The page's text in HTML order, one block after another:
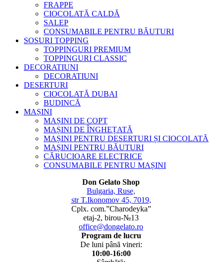
FRAPPE
CIOCOLATĂ CALDĂ
SALEP
CONSUMABILE PENTRU BĂUTURI
SOSURI TOPPING
TOPPINGURI PREMIUM
TOPPINGURI CLASSIC
DECORATIUNI
DECORATIUNI
DESERTURI
CIOCOLATĂ DUBAI
BUDINCĂ
MAȘINI
MAȘINI DE COPT
MAȘINI DE ÎNGHEȚATĂ
MAȘINI PENTRU DESERTURI ȘI CIOCOLATĂ
MAȘINI PENTRU BĂUTURI
CĂRUCIOARE ELECTRICE
CONSUMABILE PENTRU MAȘINI
Don Gelato Shop
Bulgaria, Ruse,
str T.Ikonomov 45, 7019,
Cplx. com.”Charodeyka”
etaj-2, birou-№13
office@dongelato.ro
Program de lucru
De luni până vineri:
10:00-16:00